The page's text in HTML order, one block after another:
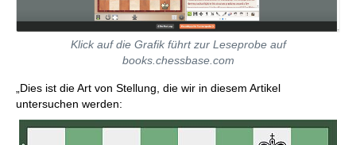
Klick auf die Grafik führt zur Leseprobe auf
books.chessbase.com
„Dies ist die Art von Stellung, die wir in diesem Artikel
untersuchen werden: